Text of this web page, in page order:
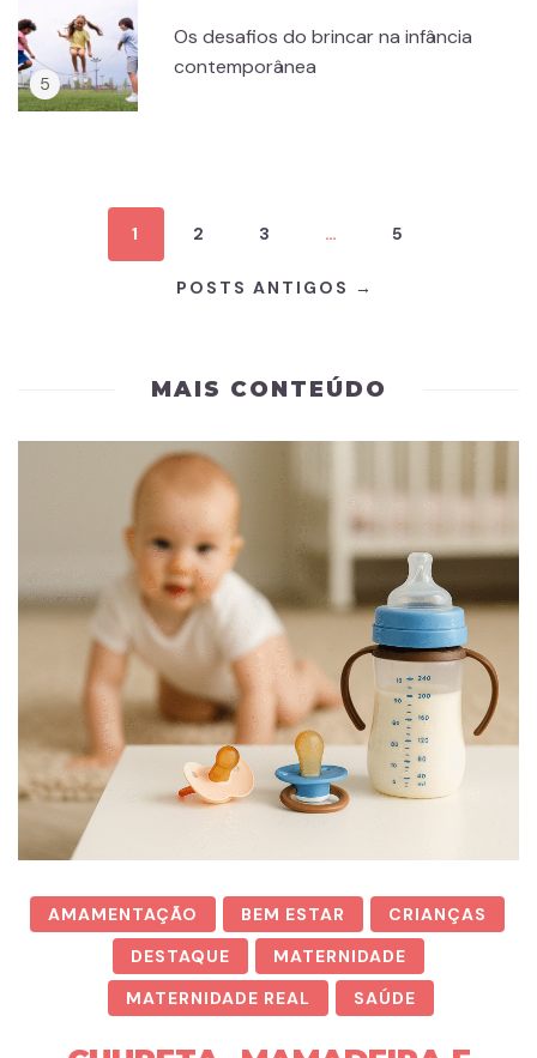
Os desafios do brincar na infância
contemporânea
1 2 3 … 5
POSTS ANTIGOS →
MAIS CONTEÚDO
AMAMENTAÇÃO BEM ESTAR
CRIANÇAS
DESTAQUE
MATERNIDADE
MATERNIDADE REAL
SAÚDE